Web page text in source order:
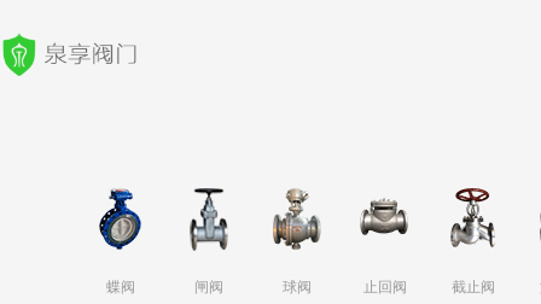
蝶阀 闸阀 球阀 止回阀 截止阀